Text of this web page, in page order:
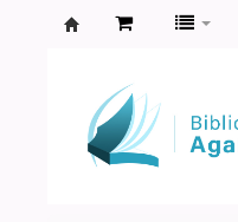
Agamenon
Magalhães